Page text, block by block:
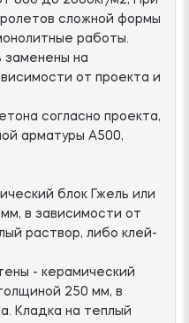
сложной формы
работы.
заменены на
от проекта и
согласно проекта,
арматуры А500,
блок Гжель или
в зависимости от
раствор, либо клей-
- керамический
250 мм, в
Кладка на теплый